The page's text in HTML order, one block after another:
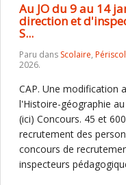
Au JO du 9 au 14
direction et
S...
Paru dans Scolaire,
2026.
CAP. Une modification
l'Histoire-géographie
(ici) Concours. 45 et
recrutement des
concours de
inspecteurs